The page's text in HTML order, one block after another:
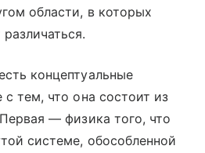
области, в которых
концептуальные
тем, что она состоит из
— физика того, что
системе, обособленной